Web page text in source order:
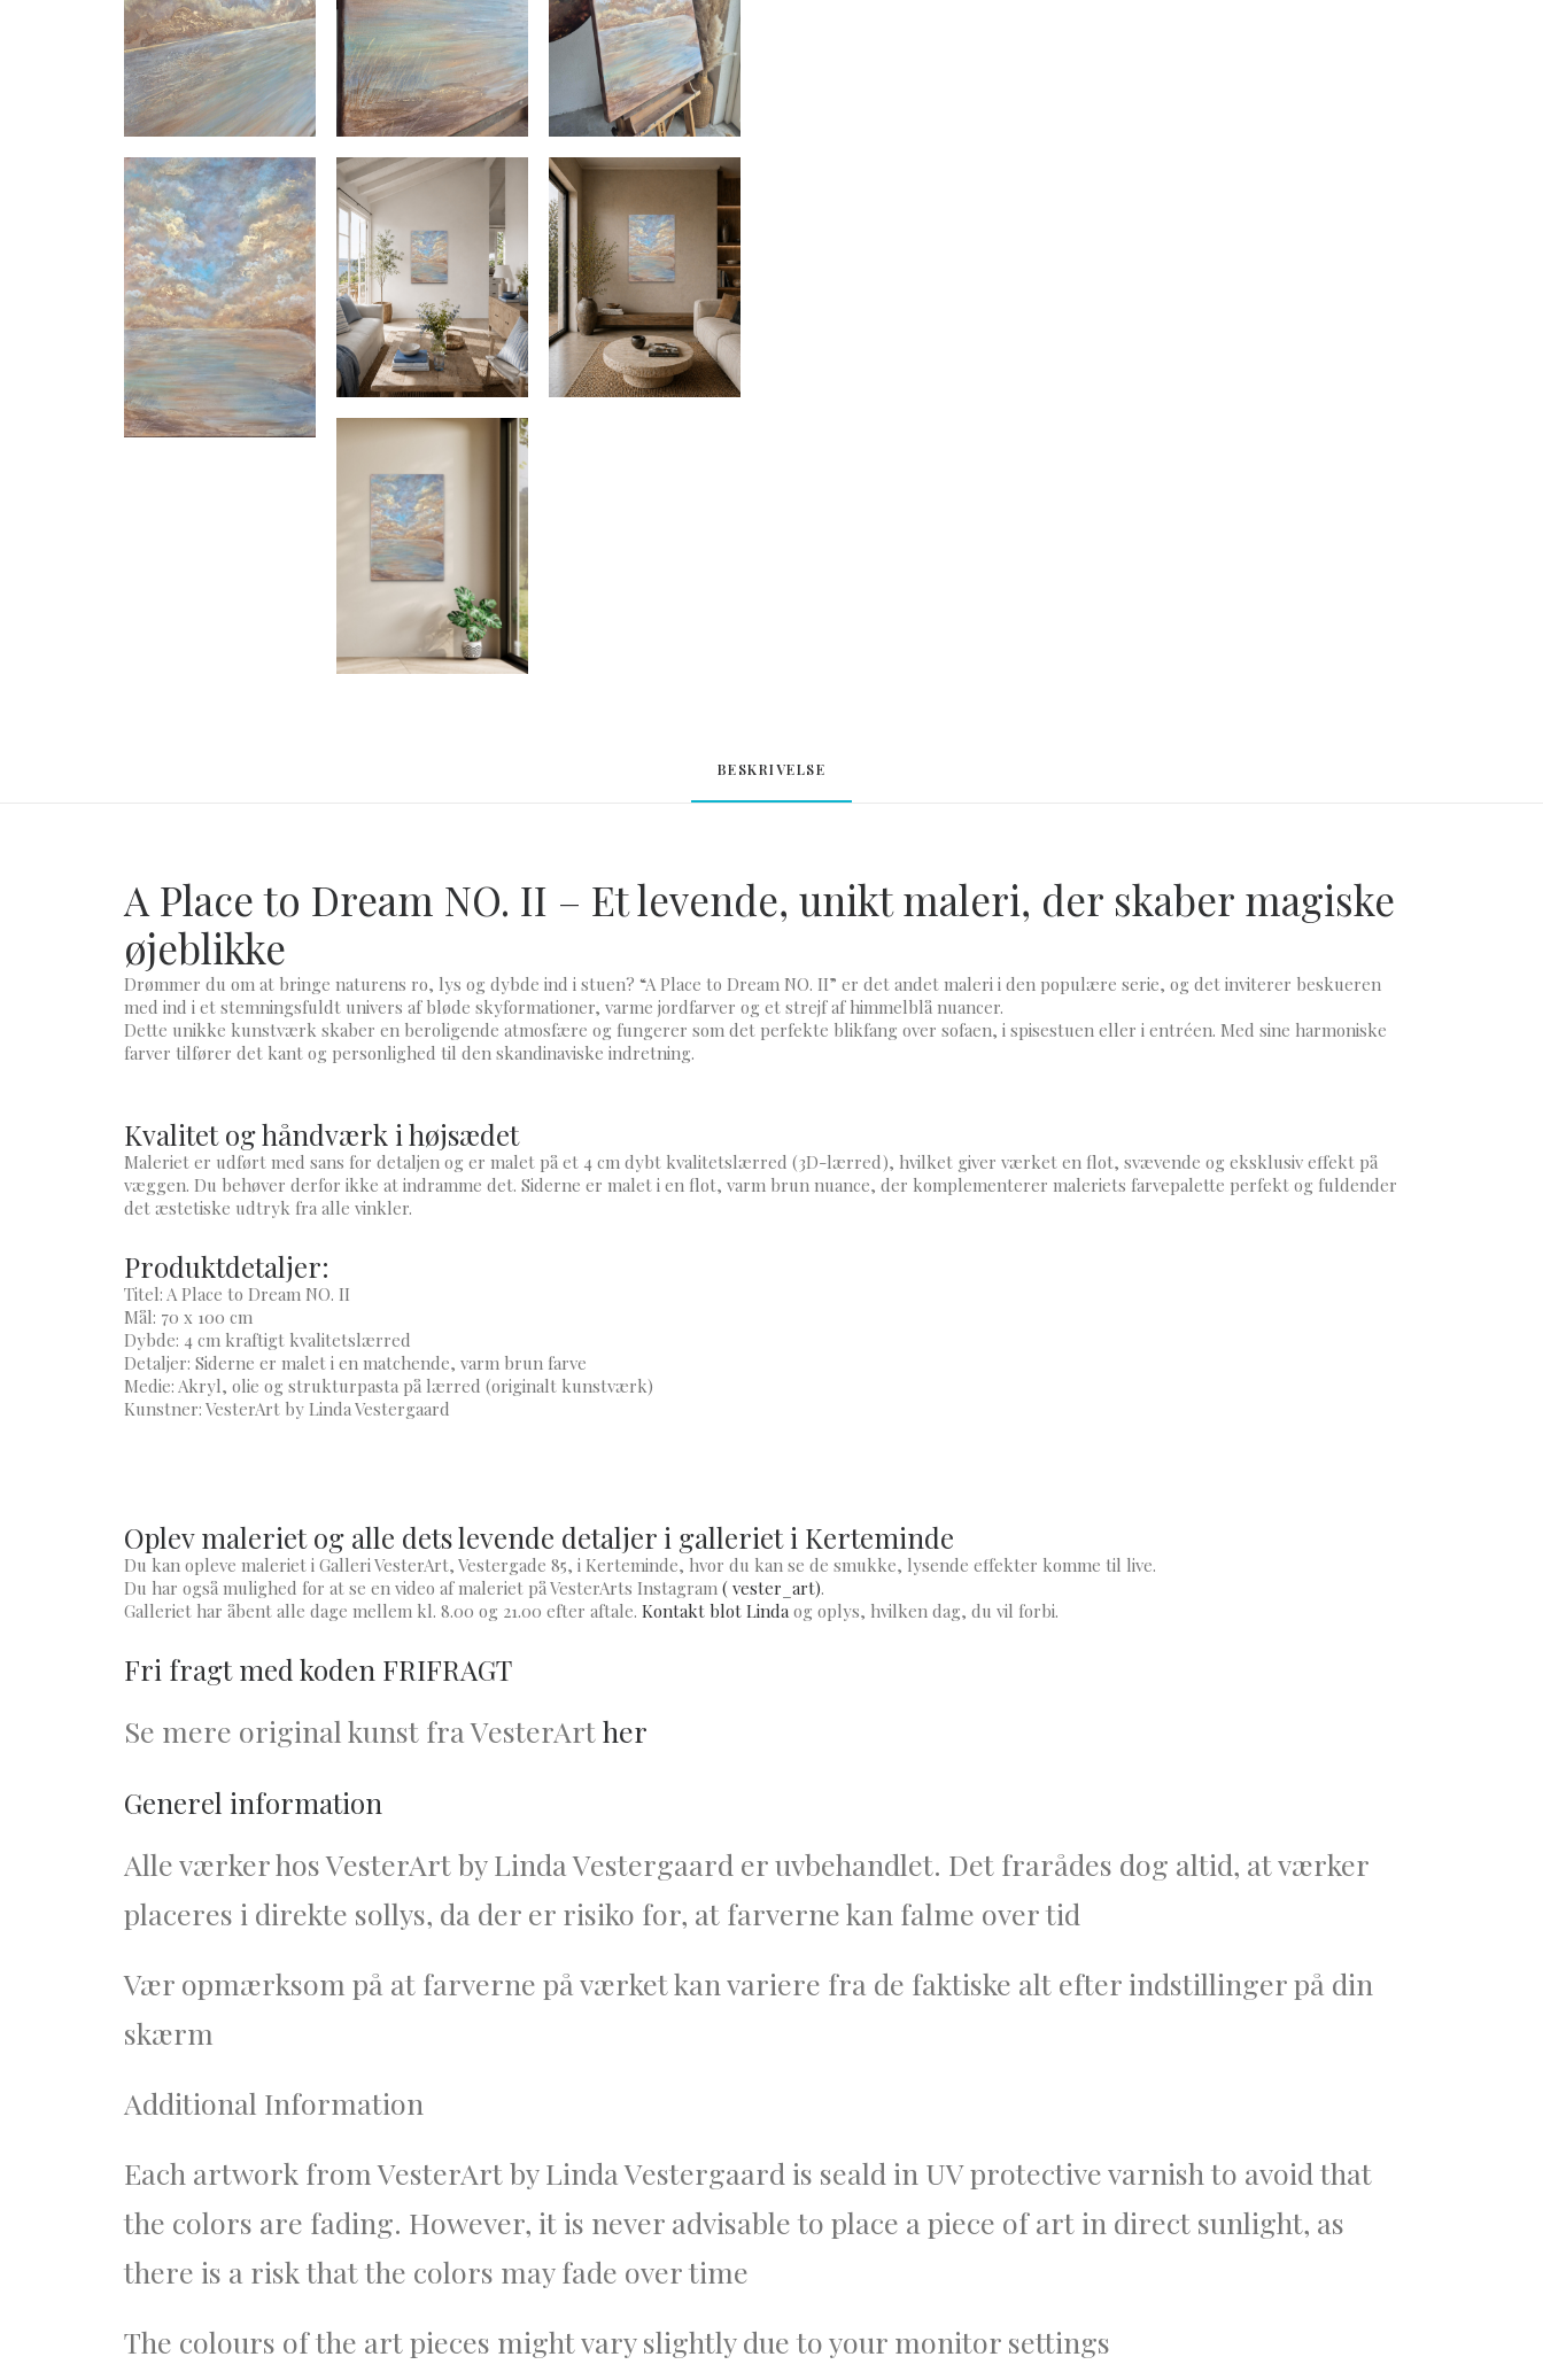
BESKRIVELSE
A Place to Dream NO. II – Et levende, unikt maleri, der skaber magiske
øjeblikke
​Drømmer du om at bringe naturens ro, lys og dybde ind i stuen? “A Place to Dream NO. II” er det andet maleri i den populære serie, og det inviterer beskueren
med ind i et stemningsfuldt univers af bløde skyformationer, varme jordfarver og et strejf af himmelblå nuancer.
​Dette unikke kunstværk skaber en beroligende atmosfære og fungerer som det perfekte blikfang over sofaen, i spisestuen eller i entréen. Med sine harmoniske
farver tilfører det kant og personlighed til den skandinaviske indretning.
Kvalitet og håndværk i højsædet
​Maleriet er udført med sans for detaljen og er malet på et 4 cm dybt kvalitetslærred (3D-lærred), hvilket giver værket en flot, svævende og eksklusiv effekt på
væggen. Du behøver derfor ikke at indramme det. Siderne er malet i en flot, varm brun nuance, der komplementerer maleriets farvepalette perfekt og fuldender
det æstetiske udtryk fra alle vinkler.
​Produktdetaljer:
​Titel: A Place to Dream NO. II
​Mål: 70 x 100 cm
​Dybde: 4 cm kraftigt kvalitetslærred
​Detaljer: Siderne er malet i en matchende, varm brun farve
​Medie: Akryl, olie og strukturpasta på lærred (originalt kunstværk)
​Kunstner: VesterArt by Linda Vestergaard
Oplev maleriet og alle dets levende detaljer i galleriet i Kerteminde
Du kan opleve maleriet i Galleri VesterArt, Vestergade 85, i Kerteminde, hvor du kan se de smukke, lysende effekter komme til live.
Du har også mulighed for at se en video af maleriet på VesterArts Instagram ( vester_art).
Galleriet har åbent alle dage mellem kl. 8.00 og 21.00 efter aftale. Kontakt blot Lindaog oplys, hvilken dag, du vil forbi.
Fri fragt med koden FRIFRAGT
Se mere original kunst fra VesterArther
Generel information
Alle værker hos VesterArt by Linda Vestergaard er uvbehandlet. Det frarådes dog altid, at værker
placeres i direkte sollys, da der er risiko for, at farverne kan falme over tid
Vær opmærksom på at farverne på værket kan variere fra de faktiske alt efter indstillinger på din
skærm
Additional Information
Each artwork from VesterArt by Linda Vestergaard is seald in UV protective varnish to avoid that
the colors are fading. However, it is never advisable to place a piece of art in direct sunlight, as
there is a risk that the colors may fade over time
The colours of the art pieces might vary slightly due to your monitor settings